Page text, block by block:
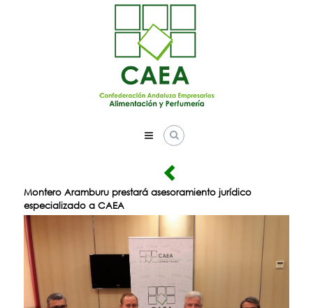
Montero Aramburu prestará asesoramiento jurídico
especializado a CAEA